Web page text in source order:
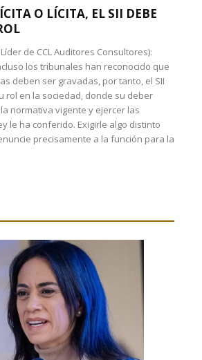
O LÍCITA, EL SII DEBE
de CCL Auditores Consultores):
los tribunales han reconocido que
deben ser gravadas, por tanto, el SII
rol en la sociedad, donde su deber
normativa vigente y ejercer las
le ha conferido. Exigirle algo distinto
precisamente a la función para la